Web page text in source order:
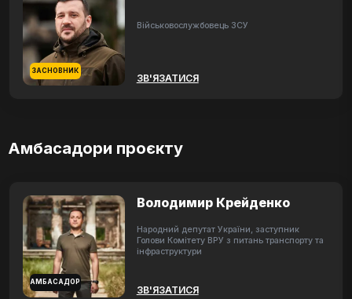
ЗАСНОВНИК
Військовослужбовець ЗСУ
ЗВ'ЯЗАТИСЯ
Амбасадори проєкту
АМБАСАДОР
Володимир Крейденко
Народний депутат України, заступник
Голови Комітету ВРУ з питань транспорту та
інфраструктури
ЗВ'ЯЗАТИСЯ